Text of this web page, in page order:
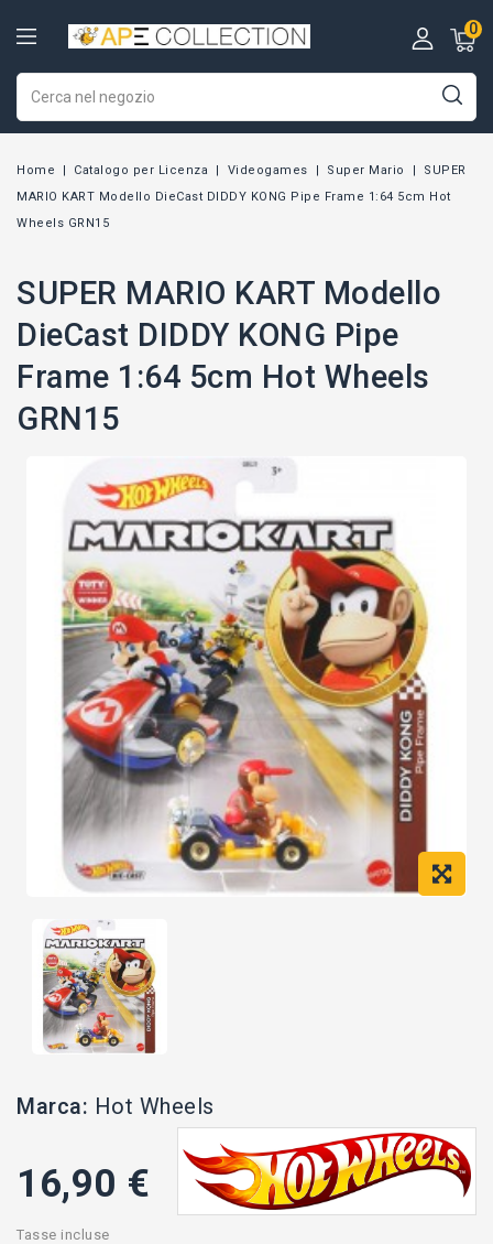
0
Home Catalogo per Licenza Videogames Super Mario
SUPER
MARIO KART Modello DieCast DIDDY KONG Pipe Frame 1:64 5cm Hot
Wheels GRN15
SUPER MARIO KART Modello
DieCast DIDDY KONG Pipe
Frame 1:64 5cm Hot Wheels
GRN15
Marca: Hot Wheels
16,90 €
Tasse incluse